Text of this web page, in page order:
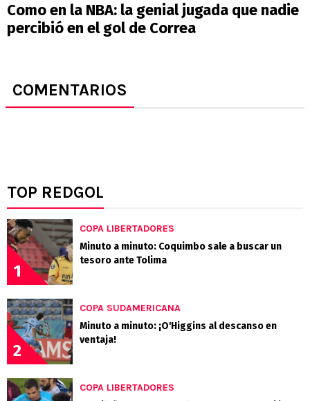
Como en la NBA: la genial jugada que nadie
percibió en el gol de Correa
COMENTARIOS
TOP REDGOL
1
COPA LIBERTADORES
Minuto a minuto: Coquimbo sale a buscar un
tesoro ante Tolima
2
COPA SUDAMERICANA
Minuto a minuto: ¡O'Higgins al descanso en
ventaja!
COPA LIBERTADORES